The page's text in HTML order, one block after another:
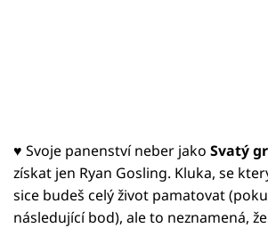
♥ Svoje panenství neber jako Svatý
získat jen Ryan Gosling. Kluka, se
sice budeš celý život pamatovat
následující bod), ale to neznamená,